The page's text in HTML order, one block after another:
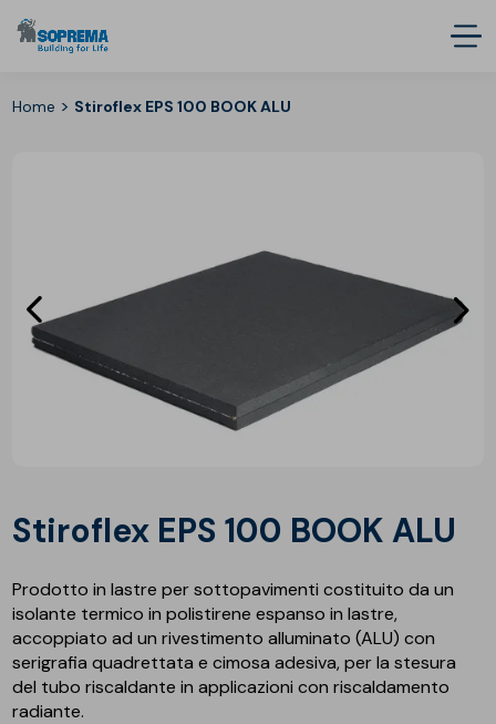
Home > Stiroflex EPS 100 BOOK ALU
Eléments
précédent
Stiroflex EPS 100 BOOK ALU
Prodotto in lastre per sottopavimenti costituito da un
isolante termico in polistirene espanso in lastre,
accoppiato ad un rivestimento alluminato (ALU) con
serigrafia quadrettata e cimosa adesiva, per la stesura
del tubo riscaldante in applicazioni con riscaldamento
radiante.